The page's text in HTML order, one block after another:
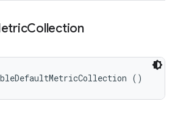
Collection
()